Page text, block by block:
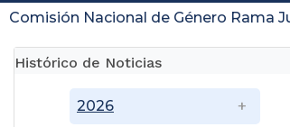
Comisión Nacional de Género Rama
Histórico de Noticias
2026